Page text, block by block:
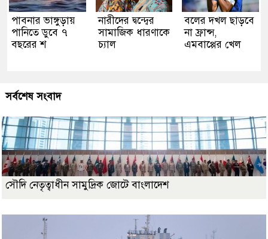
পাবনার ভাঙ্গুড়ায়
পানিতে ডুবে ৭
বছরের শ
নারীদের দ্বন্দ্বের
সামাজিক ধারণাকে
চ্যাল
বলের দখল ছাড়বে
না ফ্রান্স,
এমবাপ্পের খেল
সর্বশেষ সংবাদ
সৌদি নেতৃত্বাধীন সামুদ্রিক জোটে বাংলাদেশ